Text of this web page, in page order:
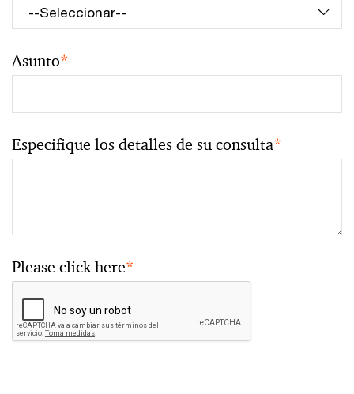
Asunto*
Especifique los detalles de su consulta*
Please click here*